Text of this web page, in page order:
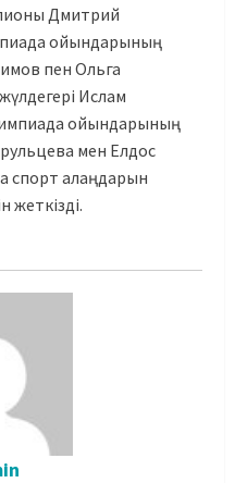
Дмитрий
ойындарының
пен Ольга
Ислам
ойындарының
мен Елдос
спорт алаңдарын
жеткізді.